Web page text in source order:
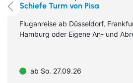
Ausflugstipps oder die Weiterreise
unterstützend zur Seite.
Belgrade Chamber Orchestra
Serena Sáenz - Sopran
Schiefe Turm von Pisa
Fluganreise ab Düsseldorf,
Hamburg oder Eigene An- und
ab So. 27.09.26
Motel One
© Sebastian